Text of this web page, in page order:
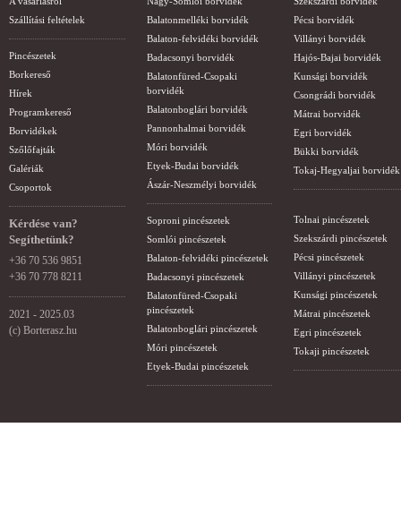
Szállítási feltételek
Pincészetek
Borkereső
Hírek
Programkereső
Borvidékek
Szőlőfajták
Galériák
Csoportok
Kérdése van?
Segíthetünk?
+36 70 536 9851
+36 70 778 8211
2021 - 2025.03
(c) Borterasz.hu
Balatonmelléki borvidék
Balaton-felvidéki borvidék
Badacsonyi borvidék
Balatonfüred-Csopaki
borvidék
Balatonboglári borvidék
Pannonhalmai borvidék
Móri borvidék
Etyek-Budai borvidék
Ászár-Neszmélyi borvidék
Soproni pincészetek
Somlói pincészetek
Balaton-felvidéki pincészetek
Badacsonyi pincészetek
Balatonfüred-Csopaki
pincészetek
Balatonboglári pincészetek
Móri pincészetek
Etyek-Budai pincészetek
Pécsi borvidék
Villányi borvidék
Hajós-Bajai borvidék
Kunsági borvidék
Csongrádi borvidék
Mátrai borvidék
Egri borvidék
Bükki borvidék
Tokaj-Hegyaljai borvidék
Tolnai pincészetek
Szekszárdi pincészetek
Pécsi pincészetek
Villányi pincészetek
Kunsági pincészetek
Mátrai pincészetek
Egri pincészetek
Tokaji pincészetek